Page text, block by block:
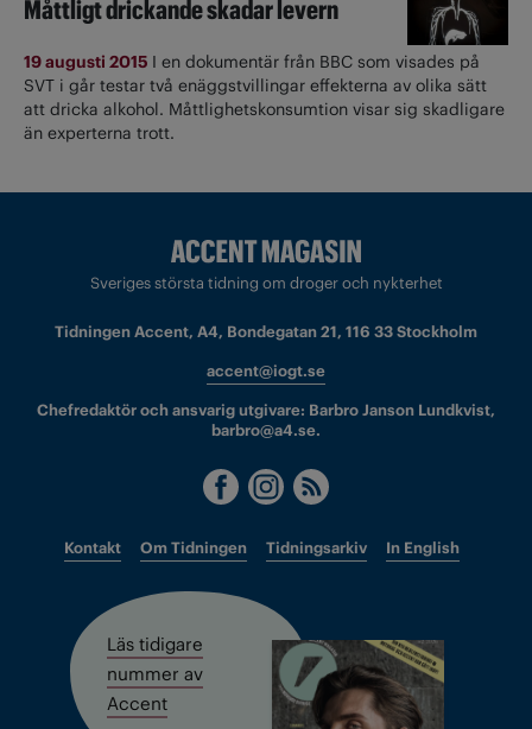
Måttligt drickande skadar levern
19 augusti 2015 I en dokumentär från BBC som visades på
SVT i går testar två enäggstvillingar effekterna av olika sätt
att dricka alkohol. Måttlighetskonsumtion visar sig skadligare
än experterna trott.
Sveriges största tidning om droger och nykterhet
Tidningen Accent, A4, Bondegatan 21, 116 33 Stockholm
accent@iogt.se
Chefredaktör och ansvarig utgivare: Barbro Janson Lundkvist,
barbro@a4.se.
Kontakt Om Tidningen Tidningsarkiv In English
Läs tidigare
nummer av
Accent